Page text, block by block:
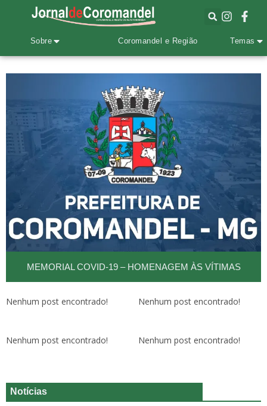
Sobre Coromandel e Região Temas
MEMORIAL COVID-19 – HOMENAGEM ÀS VÍTIMAS
Nenhum post encontrado!
Nenhum post encontrado!
Nenhum post encontrado!
Nenhum post encontrado!
Notícias